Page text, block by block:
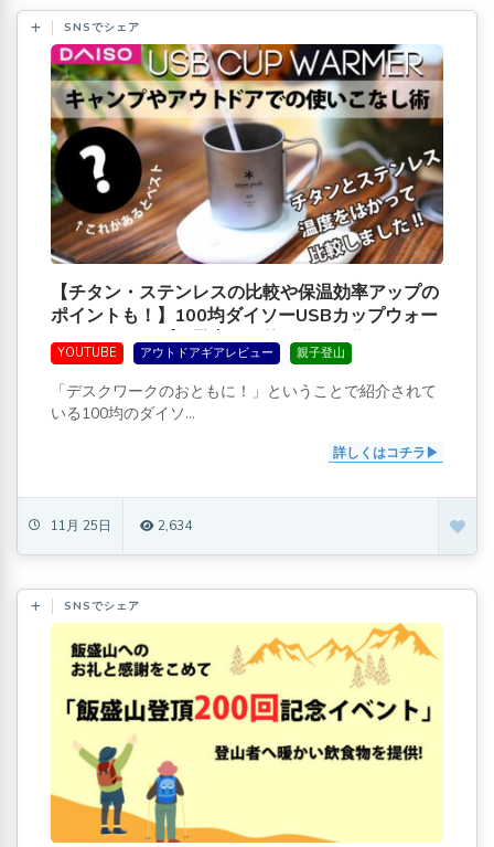
SNSでシェア
【チタン・ステンレスの比較や保温効率アップの
ポイントも！】100均ダイソーUSBカップウォー
マーのキャンプや登山での使いこなし術
YOUTUBE アウトドアギアレビュー 親子登山
「デスクワークのおともに！」ということで紹介されて
いる100均のダイソ...
詳しくはコチラ
11月 25日 2,634
SNSでシェア